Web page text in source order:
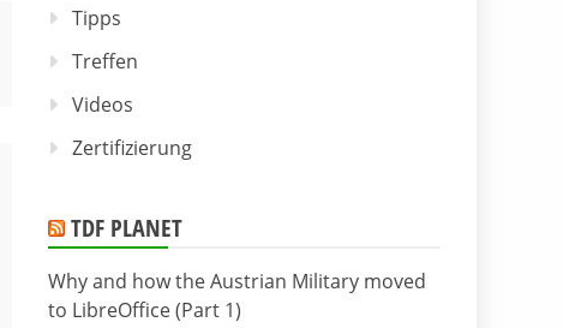
Tipps
Treffen
Videos
Zertifizierung
TDF PLANET
Why and how the Austrian Military moved
to LibreOffice (Part 1)